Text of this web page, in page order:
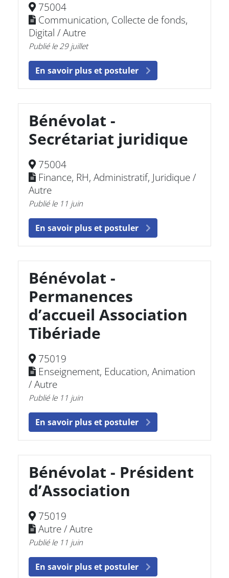
75004
Communication, Collecte de fonds,
Digital / Autre
Publié le 29 juillet
En savoir plus et postuler
Bénévolat -
Secrétariat juridique
75004
Finance, RH, Administratif, Juridique /
Autre
Publié le 11 juin
En savoir plus et postuler
Bénévolat -
Permanences
d’accueil Association
Tibériade
75019
Enseignement, Education, Animation
/ Autre
Publié le 11 juin
En savoir plus et postuler
Bénévolat - Président
d’Association
75019
Autre / Autre
Publié le 11 juin
En savoir plus et postuler